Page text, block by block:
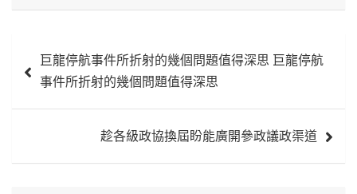
章
巨龍停航事件所折射的幾個問題值得深思 巨龍停航
事件所折射的幾個問題值得深思
趁各級政協換屆盼能廣開參政議政渠道